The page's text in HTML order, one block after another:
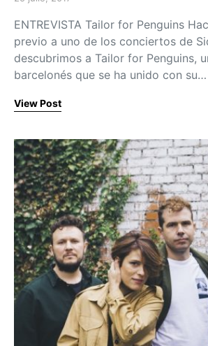
Posted on
ENTREVISTA Tailor for Penguins
previo a uno de los conciertos de
descubrimos a Tailor for Penguins,
barcelonés que se ha unido con su…
View Post